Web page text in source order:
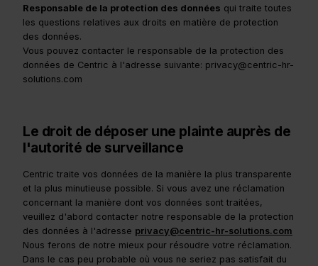
Responsable de la protection des données qui traite toutes
les questions relatives aux droits en matière de protection
des données.
Vous pouvez contacter le responsable de la protection des
données de Centric à l'adresse suivante: privacy@centric-hr-
solutions.com
Le droit de déposer une plainte auprès de
l'autorité de surveillance
Centric traite vos données de la manière la plus transparente
et la plus minutieuse possible. Si vous avez une réclamation
concernant la manière dont vos données sont traitées,
veuillez d'abord contacter notre responsable de la protection
des données à l'adresse privacy@centric-hr-solutions.com
Nous ferons de notre mieux pour résoudre votre réclamation.
Dans le cas peu probable où vous ne seriez pas satisfait du